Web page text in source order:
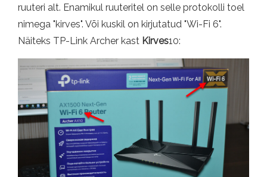
ruuteri alt. Enamikul ruuteritel on selle protokolli toel
nimega "kirves". Või kuskil on kirjutatud "Wi-Fi 6".
Näiteks TP-Link Archer kast Kirves10: